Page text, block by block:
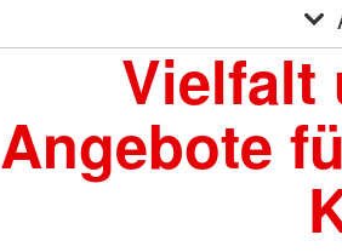
Vielfalt
Angebote